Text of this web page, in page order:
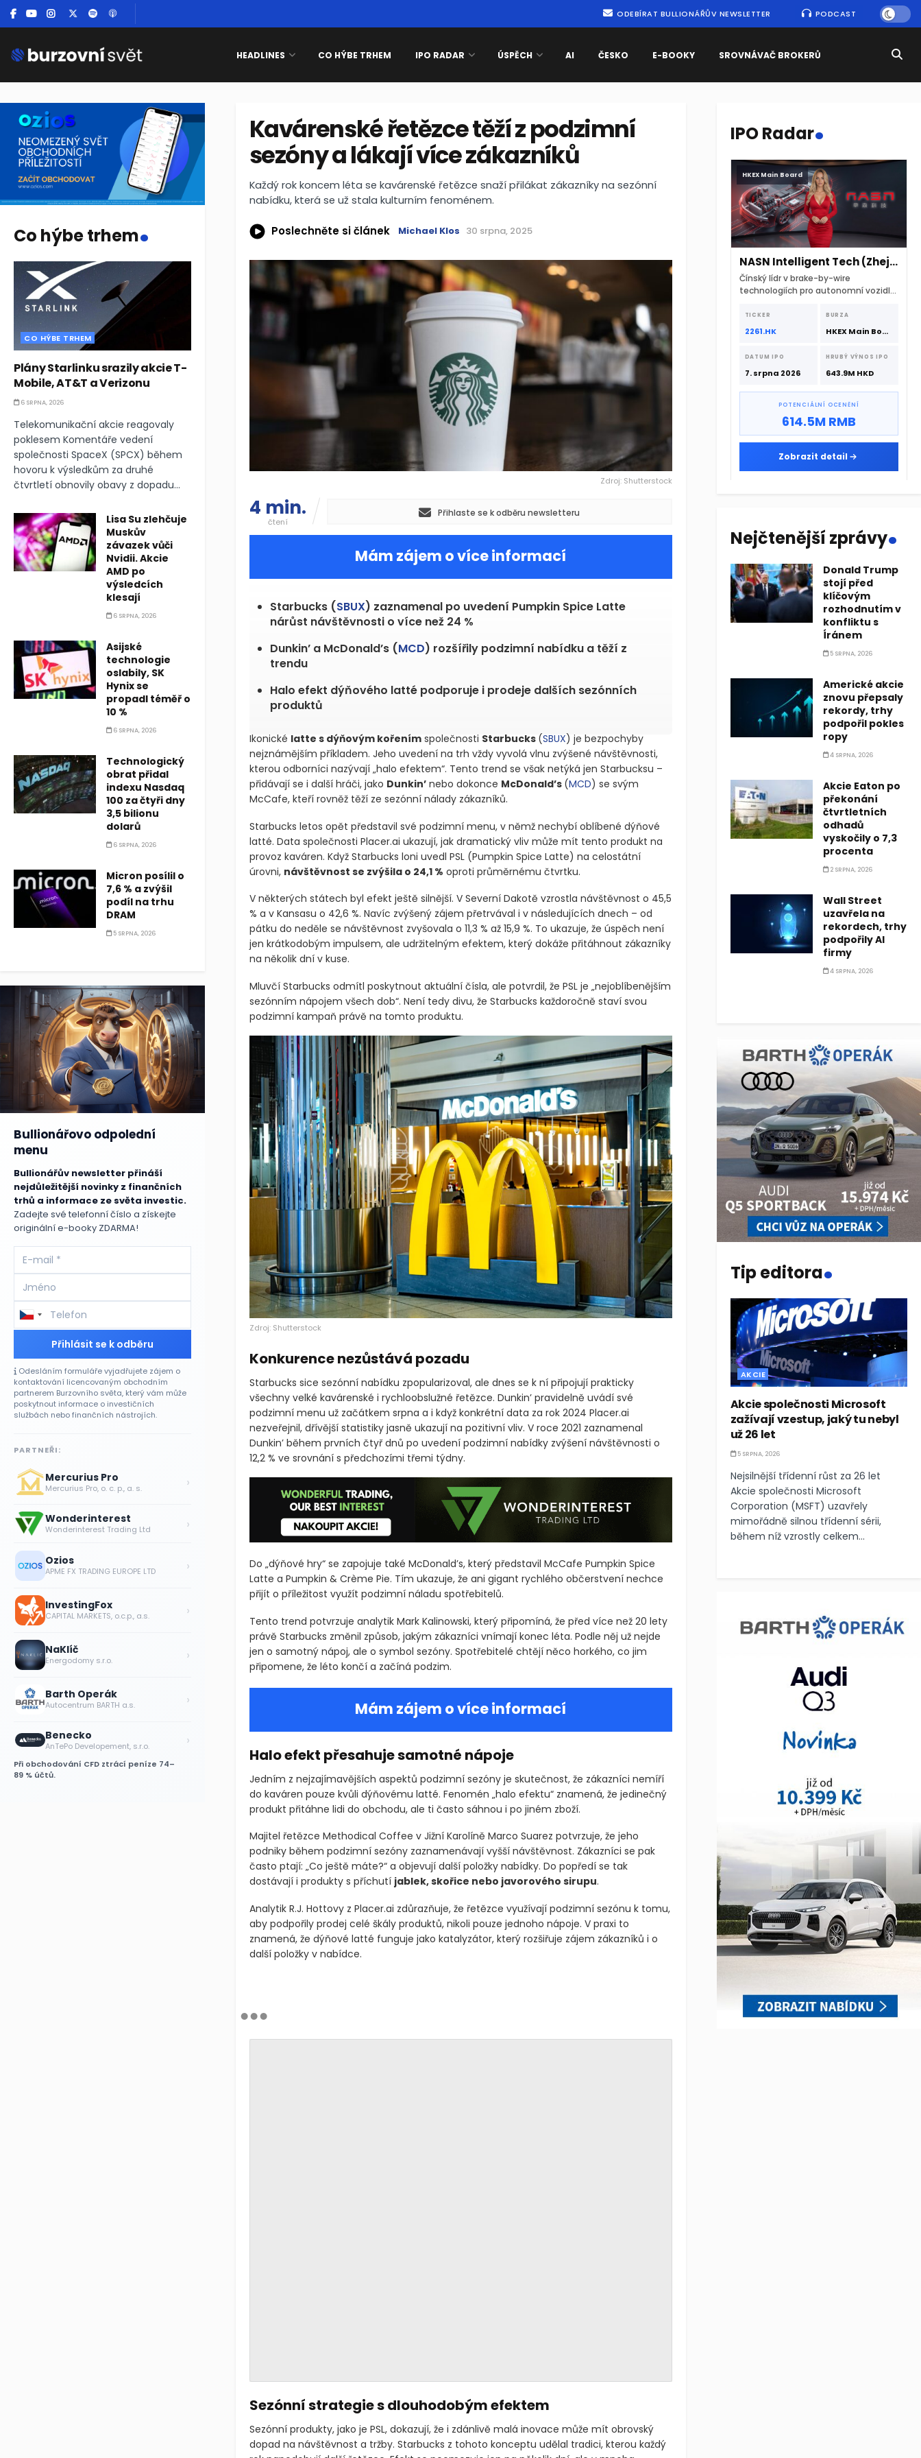
ODEBÍRAT BULLIONÁŘŮV NEWSLETTER PODCAST
HEADLINES CO HÝBE TRHEM IPO RADAR ÚSPĚCH AI ČESKO E-BOOKY SROVNÁVAČ BROKERŮ
Kavárenské řetězce těží z podzimní
sezóny a lákají více zákazníků
Každý rok koncem léta se kavárenské řetězce snaží přilákat zákazníky na sezónní
nabídku, která se už stala kulturním fenoménem.
Poslechněte si článek Michael Klos 30 srpna, 2025
Zdroj: Shutterstock
4 min.
čtení
Přihlaste se k odběru newsletteru
Mám zájem o více informací
Starbucks (SBUX) zaznamenal po uvedení Pumpkin Spice Latte
nárůst návštěvnosti o více než 24 %
Dunkin’ a McDonald’s (MCD) rozšířily podzimní nabídku a těží z
trendu
Halo efekt dýňového latté podporuje i prodeje dalších sezónních
produktů
Ikonické latte s dýňovým kořenímspolečnosti Starbucks (SBUX) je bezpochyby
nejznámějším příkladem. Jeho uvedení na trh vždy vyvolá vlnu zvýšené návštěvnosti,
kterou odborníci nazývají „halo efektem“. Tento trend se však netýká jen Starbucksu –
přidávají se i další hráči, jako Dunkin’nebo dokonce McDonald’s (MCD) se svým
McCafe, kteří rovněž těží ze sezónní nálady zákazníků.
Starbucks letos opět představil své podzimní menu, v němž nechybí oblíbené dýňové
latté. Data společnosti Placer.ai ukazují, jak dramatický vliv může mít tento produkt na
provoz kaváren. Když Starbucks loni uvedl PSL (Pumpkin Spice Latte) na celostátní
úrovni, návštěvnost se zvýšila o 24,1 % oproti průměrnému čtvrtku.
V některých státech byl efekt ještě silnější. V Severní Dakotě vzrostla návštěvnost o 45,5
% a v Kansasu o 42,6 %. Navíc zvýšený zájem přetrvával i v následujících dnech – od
pátku do neděle se návštěvnost zvyšovala o 11,3 % až 15,9 %. To ukazuje, že úspěch není
jen krátkodobým impulsem, ale udržitelným efektem, který dokáže přitáhnout zákazníky
na několik dní v kuse.
Mluvčí Starbucks odmítl poskytnout aktuální čísla, ale potvrdil, že PSL je „nejoblíbenějším
sezónním nápojem všech dob“. Není tedy divu, že Starbucks každoročně staví svou
podzimní kampaň právě na tomto produktu.
Zdroj: Shutterstock
Konkurence nezůstává pozadu
Starbucks sice sezónní nabídku zpopularizoval, ale dnes se k ní připojují prakticky
všechny velké kavárenské i rychloobslužné řetězce. Dunkin’ pravidelně uvádí své
podzimní menu už začátkem srpna a i když konkrétní data za rok 2024 Placer.ai
nezveřejnil, dřívější statistiky jasně ukazují na pozitivní vliv. V roce 2021 zaznamenal
Dunkin’ během prvních čtyř dnů po uvedení podzimní nabídky zvýšení návštěvnosti o
12,2 % ve srovnání s předchozími třemi týdny.
Do „dýňové hry“ se zapojuje také McDonald’s, který představil McCafe Pumpkin Spice
Latte a Pumpkin & Crème Pie. Tím ukazuje, že ani gigant rychlého občerstvení nechce
přijít o příležitost využít podzimní náladu spotřebitelů.
Tento trend potvrzuje analytik Mark Kalinowski, který připomíná, že před více než 20 lety
právě Starbucks změnil způsob, jakým zákazníci vnímají konec léta. Podle něj už nejde
jen o samotný nápoj, ale o symbol sezóny. Spotřebitelé chtějí něco horkého, co jim
připomene, že léto končí a začíná podzim.
Mám zájem o více informací
Halo efekt přesahuje samotné nápoje
Jedním z nejzajímavějších aspektů podzimní sezóny je skutečnost, že zákazníci nemíří
do kaváren pouze kvůli dýňovému latté. Fenomén „halo efektu“ znamená, že jedinečný
produkt přitáhne lidi do obchodu, ale ti často sáhnou i po jiném zboží.
Majitel řetězce Methodical Coffee v Jižní Karolíně Marco Suarez potvrzuje, že jeho
podniky během podzimní sezóny zaznamenávají vyšší návštěvnost. Zákazníci se pak
často ptají: „Co ještě máte?“ a objevují další položky nabídky. Do popředí se tak
dostávají i produkty s příchutí jablek, skořice nebo javorového sirupu.
Analytik R.J. Hottovy z Placer.ai zdůrazňuje, že řetězce využívají podzimní sezónu k tomu,
aby podpořily prodej celé škály produktů, nikoli pouze jednoho nápoje. V praxi to
znamená, že dýňové latté funguje jako katalyzátor, který rozšiřuje zájem zákazníků i o
další položky v nabídce.
Sezónní strategie s dlouhodobým efektem
Sezónní produkty, jako je PSL, dokazují, že i zdánlivě malá inovace může mít obrovský
dopad na návštěvnost a tržby. Starbucks z tohoto konceptu udělal tradici, kterou každý
Co hýbe trhem.
CO HÝBE TRHEM
Plány Starlinku srazily akcie T-
Mobile, AT&T a Verizonu
6 SRPNA, 2026
Telekomunikační akcie reagovaly
poklesem Komentáře vedení
společnosti SpaceX (SPCX) během
hovoru k výsledkům za druhé
čtvrtletí obnovily obavy z dopadu...
Lisa Su zlehčuje
Muskův
závazek vůči
Nvidii. Akcie
AMD po
výsledcích
klesají
6 SRPNA, 2026
Asijské
technologie
oslabily, SK
Hynix se
propadl téměř o
10 %
6 SRPNA, 2026
Technologický
obrat přidal
indexu Nasdaq
100 za čtyři dny
3,5 bilionu
dolarů
6 SRPNA, 2026
Micron posílil o
7,6 % a zvýšil
podíl na trhu
DRAM
5 SRPNA, 2026
Bullionářovo odpolední
menu
Bullionářův newsletter přináší
nejdůležitější novinky z finančních
trhů a informace ze světa investic.
Zadejte své telefonní číslo a získejte
originální e-booky ZDARMA!
Přihlásit se k odběru
Odesláním formuláře vyjadřujete zájem o
kontaktování licencovaným obchodním
partnerem Burzovního světa, který vám může
poskytnout informace o investičních
službách nebo finančních nástrojích.
PARTNEŘI:
Mercurius Pro
Mercurius Pro, o. c. p., a. s. ›
Wonderinterest
Wonderinterest Trading Ltd ›
Ozios
APME FX TRADING EUROPE LTD ›
InvestingFox
CAPITAL MARKETS, o.c.p., a.s. ›
NaKlíč
Energodomy s.r.o. ›
Barth Operák
Autocentrum BARTH a.s. ›
Benecko
AnTePo Developement, s.r.o. ›
Při obchodování CFD ztrácí peníze 74–
89 % účtů.
IPO Radar.
HKEX Main Board
NASN Intelligent Tech (Zhejiang)
Čínský lídr v brake-by-wire
technologiích pro autonomní vozidla
srpna 2026 s podporou CATL a
Hillhouse Investment.
TICKER
2261.HK
BURZA
HKEX Main Board
DATUM IPO
7. srpna 2026
HRUBÝ VÝNOS IPO
643.9M HKD
POTENCIÁLNÍ OCENĚNÍ
614.5M RMB
Zobrazit detail
Nejčtenější zprávy.
Donald Trump
stojí před
klíčovým
rozhodnutím v
konfliktu s
Íránem
5 SRPNA, 2026
Americké akcie
znovu přepsaly
rekordy, trhy
podpořil pokles
ropy
4 SRPNA, 2026
Akcie Eaton po
překonání
čtvrtletních
odhadů
vyskočily o 7,3
procenta
2 SRPNA, 2026
Wall Street
uzavřela na
rekordech, trhy
podpořily AI
firmy
4 SRPNA, 2026
Tip editora.
AKCIE
Akcie společnosti Microsoft
zažívají vzestup, jaký tu nebyl
už 26 let
5 SRPNA, 2026
Nejsilnější třídenní růst za 26 let
Akcie společnosti Microsoft
Corporation (MSFT) uzavřely
mimořádně silnou třídenní sérii,
během níž vzrostly celkem...